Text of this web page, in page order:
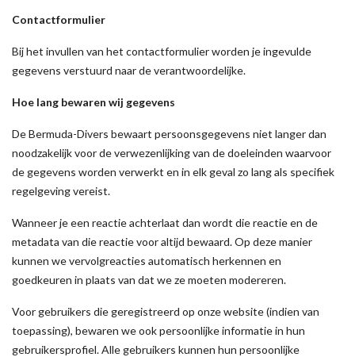
Contactformulier
Bij het invullen van het contactformulier worden je ingevulde
gegevens verstuurd naar de verantwoordelijke.
Hoe lang bewaren wij gegevens
De Bermuda-Divers bewaart persoonsgegevens niet langer dan
noodzakelijk voor de verwezenlijking van de doeleinden waarvoor
de gegevens worden verwerkt en in elk geval zo lang als specifiek
regelgeving vereist.
Wanneer je een reactie achterlaat dan wordt die reactie en de
metadata van die reactie voor altijd bewaard. Op deze manier
kunnen we vervolgreacties automatisch herkennen en
goedkeuren in plaats van dat we ze moeten modereren.
Voor gebruikers die geregistreerd op onze website (indien van
toepassing), bewaren we ook persoonlijke informatie in hun
gebruikersprofiel. Alle gebruikers kunnen hun persoonlijke